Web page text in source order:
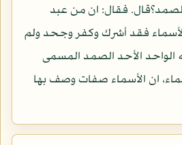
فقال: ان من عبد
فقد أشرك وكفر وجحد ولم
الواحد الأحد الصمد المسمى
ان الأسماء صفات وصف بها